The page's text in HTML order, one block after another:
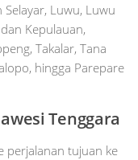
Luwu, Luwu
Kepulauan,
Takalar, Tana
hingga Parepare
Tenggara
perjalanan tujuan ke